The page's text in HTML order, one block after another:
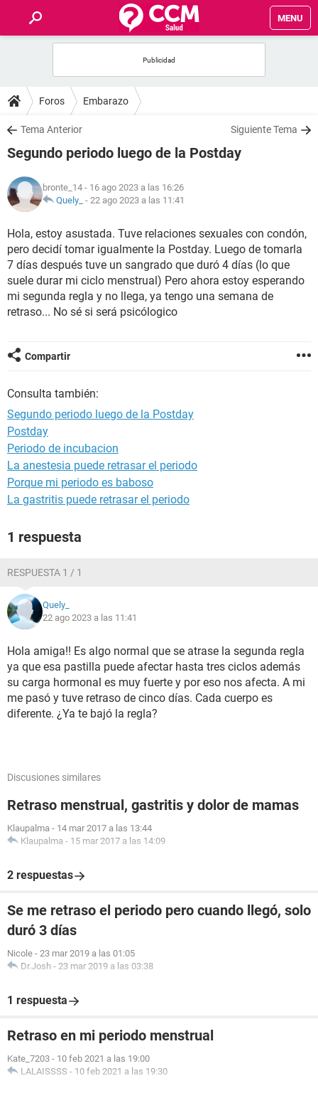
MENU
FOROS
SALUD
FAMILIA
NUTRICIÓN
BIENESTAR
SEXUALIDAD
GLOSARIO
Foros Embarazo
Tema Anterior Siguiente Tema
Segundo periodo luego de la Postday
bronte_14 - 16 ago 2023 a las 16:26
Quely_ - 22 ago 2023 a las 11:41
Hola, estoy asustada. Tuve relaciones sexuales con condón,
pero decidí tomar igualmente la Postday. Luego de tomarla
7 días después tuve un sangrado que duró 4 días (lo que
suele durar mi ciclo menstrual) Pero ahora estoy esperando
mi segunda regla y no llega, ya tengo una semana de
retraso... No sé si será psicólogico
Compartir
Consulta también:
Segundo periodo luego de la Postday
Postday
Periodo de incubacion
La anestesia puede retrasar el periodo
Porque mi periodo es baboso
La gastritis puede retrasar el periodo
1 respuesta
RESPUESTA 1 / 1
Quely_
22 ago 2023 a las 11:41
Hola amiga!! Es algo normal que se atrase la segunda regla
ya que esa pastilla puede afectar hasta tres ciclos además
su carga hormonal es muy fuerte y por eso nos afecta. A mi
me pasó y tuve retraso de cinco días. Cada cuerpo es
diferente. ¿Ya te bajó la regla?
Discusiones similares
Retraso menstrual, gastritis y dolor de mamas
Klaupalma - 14 mar 2017 a las 13:44
Klaupalma - 15 mar 2017 a las 14:09
2 respuestas
Se me retraso el periodo pero cuando llegó, solo
duró 3 días
Nicole - 23 mar 2019 a las 01:05
Dr.Josh - 23 mar 2019 a las 03:38
1 respuesta
Retraso en mi periodo menstrual
Kate_7203 - 10 feb 2021 a las 19:00
LALAISSSS - 10 feb 2021 a las 19:30